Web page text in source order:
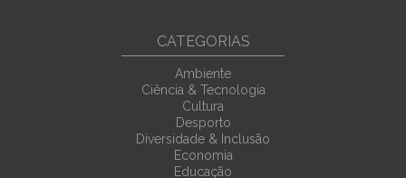
CATEGORIAS
Ambiente
Ciência & Tecnologia
Cultura
Desporto
Diversidade & Inclusão
Economia
Educação